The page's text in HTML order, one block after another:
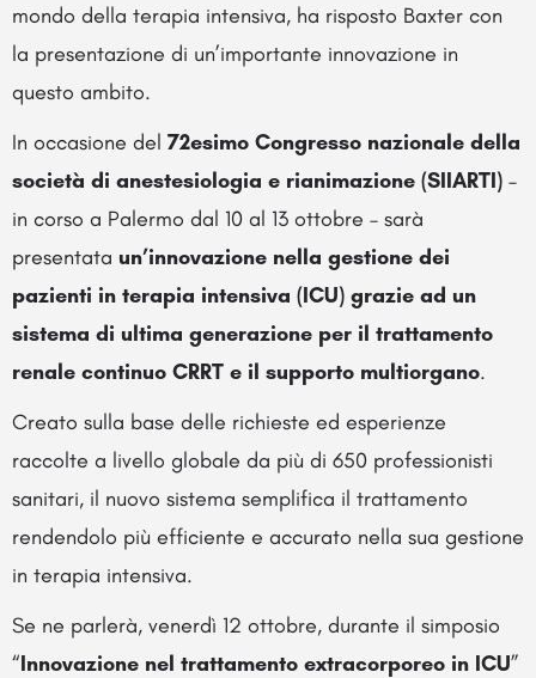
mondo della terapia intensiva, ha risposto Baxter con
la presentazione di un’importante innovazione in
questo ambito.
In occasione del 72esimo Congresso nazionale della
società di anestesiologia e rianimazione (SIIARTI) –
in corso a Palermo dal 10 al 13 ottobre – sarà
presentata un’innovazione nella gestione dei
pazienti in terapia intensiva (ICU) grazie ad un
sistema di ultima generazione per il trattamento
renale continuo CRRT e il supporto multiorgano.
Creato sulla base delle richieste ed esperienze
raccolte a livello globale da più di 650 professionisti
sanitari, il nuovo sistema semplifica il trattamento
rendendolo più efficiente e accurato nella sua gestione
in terapia intensiva.
Se ne parlerà, venerdì 12 ottobre, durante il simposio
“Innovazione nel trattamento extracorporeo in ICU”